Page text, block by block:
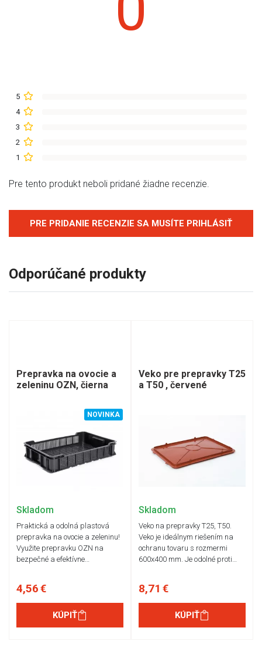
5
4
3
2
1
Pre tento produkt neboli pridané žiadne recenzie.
PRE PRIDANIE RECENZIE SA MUSÍTE PRIHLÁSIŤ
Odporúčané produkty
Prepravka na ovocie a
zeleninu OZN, čierna
NOVINKA
Skladom
Praktická a odolná plastová
prepravka na ovocie a zeleninu!
Využite prepravku OZN na
bezpečné a efektívne…
4,56 €
KÚPIŤ
Veko pre prepravky T25
a T50 , červené
Skladom
Veko na prepravky T25, T50.
Veko je ideálnym riešením na
ochranu tovaru s rozmermi
600x400 mm. Je odolné proti…
8,71 €
KÚPIŤ